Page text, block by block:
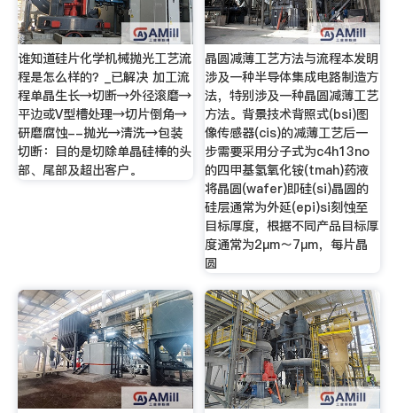
谁知道硅片化学机械抛光工艺流
程是怎么样的？_已解决 加工流
程单晶生长→切断→外径滚磨→
平边或V型槽处理→切片倒角→
研磨腐蚀--抛光→清洗→包装
切断：目的是切除单晶硅棒的头
部、尾部及超出客户。
晶圆减薄工艺方法与流程本发明
涉及一种半导体集成电路制造方
法，特别涉及一种晶圆减薄工艺
方法。背景技术背照式(bsi)图
像传感器(cis)的减薄工艺后一
步需要采用分子式为c4h13no
的四甲基氢氧化铵(tmah)药液
将晶圆(wafer)即硅(si)晶圆的
硅层通常为外延(epi)si刻蚀至
目标厚度，根据不同产品目标厚
度通常为2μm～7μm，每片晶
圆